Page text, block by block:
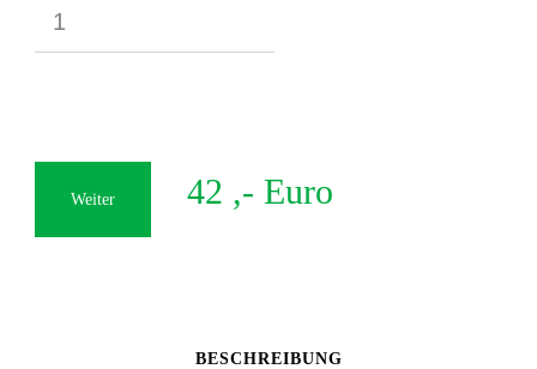
Weiter 42 ,- Euro
BESCHREIBUNG